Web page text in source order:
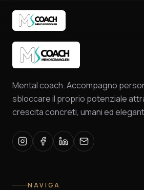
Mental coach. Accompagno
sbloccare il proprio potenziale
crescita concreti, umani ed
NAVIGA